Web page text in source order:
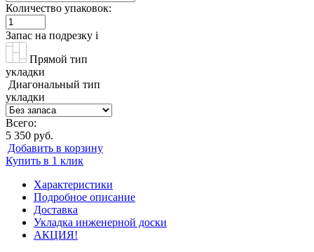
Количество упаковок:
Запас на подрезку i
Прямой тип
укладки
Диагональный тип
укладки
Всего:
5 350 руб.
Добавить в корзину
Купить в 1 клик
Характеристики
Подробное описание
Доставка
Укладка инженерной доски
АКЦИЯ!